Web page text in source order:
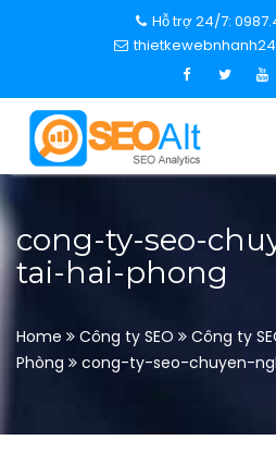
c
n
Hỗ trợ 24/7:
cong-ty-seo-
tai-hai-phong
Home Công ty SEO
Công ty
Phòng
cong-ty-seo-chuyen-